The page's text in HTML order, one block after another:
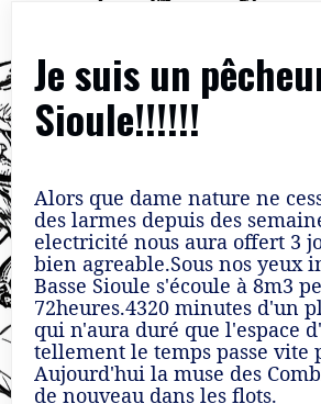
Je suis un
Sioule!!!!!!
Alors que dame nature ne
des larmes depuis des
electricité nous aura offert 3
bien agreable.Sous nos yeux
Basse Sioule s'écoule à 8m3
72heures.4320 minutes d'un
qui n'aura duré que l'espace
tellement le temps passe vite
Aujourd'hui la muse des
de nouveau dans les flots.